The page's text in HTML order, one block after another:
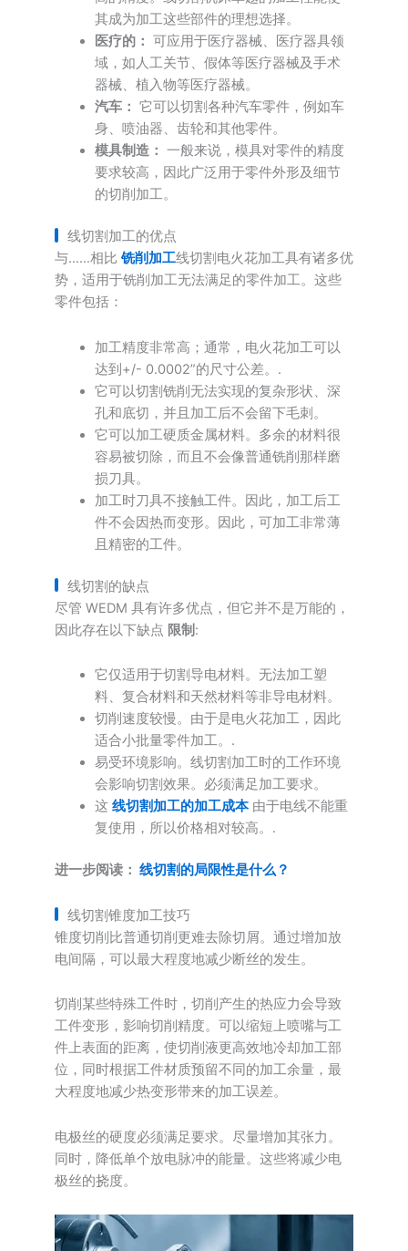
其成为加工这些部件的理想选择。
医疗的： 可应用于医疗器械、医疗器具领
域，如人工关节、假体等医疗器械及手术
器械、植入物等医疗器械。
汽车： 它可以切割各种汽车零件，例如车
身、喷油器、齿轮和其他零件。
模具制造： 一般来说，模具对零件的精度
要求较高，因此广泛用于零件外形及细节
的切削加工。
线切割加工的优点
与……相比 铣削加工线切割电火花加工具有诸多优
势，适用于铣削加工无法满足的零件加工。这些
零件包括：
加工精度非常高；通常，电火花加工可以
达到+/- 0.0002”的尺寸公差。.
它可以切割铣削无法实现的复杂形状、深
孔和底切，并且加工后不会留下毛刺。
它可以加工硬质金属材料。多余的材料很
容易被切除，而且不会像普通铣削那样磨
损刀具。
加工时刀具不接触工件。因此，加工后工
件不会因热而变形。因此，可加工非常薄
且精密的工件。
线切割的缺点
尽管 WEDM 具有许多优点，但它并不是万能的，
因此存在以下缺点 限制 :
它仅适用于切割导电材料。无法加工塑
料、复合材料和天然材料等非导电材料。
切削速度较慢。由于是电火花加工，因此
适合小批量零件加工。.
易受环境影响。线切割加工时的工作环境
会影响切割效果。必须满足加工要求。
这 线切割加工的加工成本由于电线不能重
复使用，所以价格相对较高。.
进一步阅读： 线切割的局限性是什么？
线切割锥度加工技巧
锥度切削比普通切削更难去除切屑。通过增加放
电间隔，可以最大程度地减少断丝的发生。
切削某些特殊工件时，切削产生的热应力会导致
工件变形，影响切削精度。可以缩短上喷嘴与工
件上表面的距离，使切削液更高效地冷却加工部
位，同时根据工件材质预留不同的加工余量，最
大程度地减少热变形带来的加工误差。
电极丝的硬度必须满足要求。尽量增加其张力。
同时，降低单个放电脉冲的能量。这些将减少电
极丝的挠度。